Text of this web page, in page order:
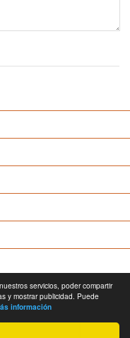
servicios, poder compartir
y mostrar publicidad. Puede
información